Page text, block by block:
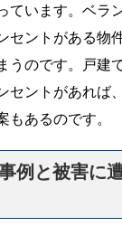
ています。ベラ
セントがある物
うのです。戸建
セントがあれば
あるのです。
例と被害に